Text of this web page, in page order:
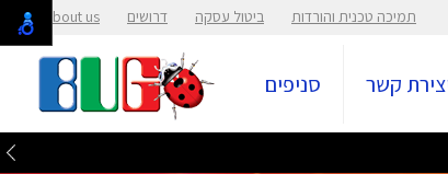
תמיכה טכנית והורדות ביטול עסקה דרושים About us
קשר סניפים